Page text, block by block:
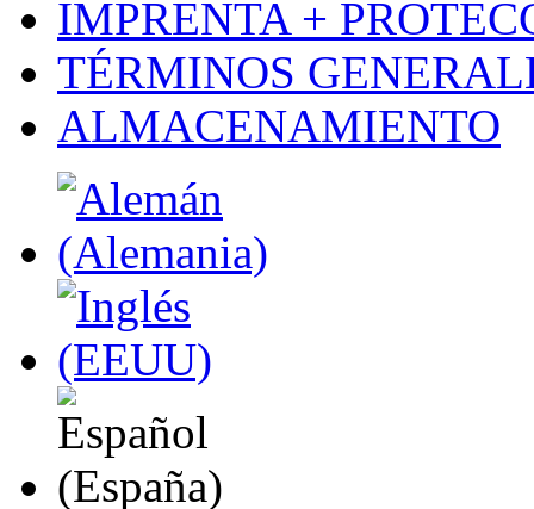
IMPRENTA +
TÉRMINOS
ALMACENAMIENTO